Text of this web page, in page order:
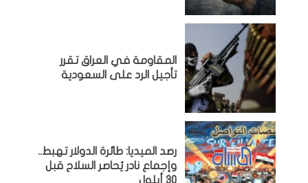
المقاومة في العراق تقرر
تأجيل الرد على السعودية
رصد الميديا: طائرة الدولار تهبط..
وإجماع نادر يُحاصر السلاح قبل
30 أيلول